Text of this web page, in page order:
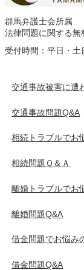
群馬弁護士会所属
法律問題に関する無
受付時間：平日・
交通事故被害に遭
交通事故問題Q&A
相続トラブルでお
相続問題Ｑ＆Ａ
離婚トラブルでお
離婚問題Q&A
借金問題でお悩み
借金問題Q&A